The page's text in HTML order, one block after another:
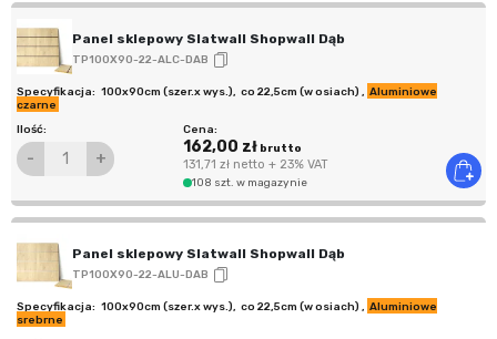
Panel sklepowy Slatwall Shopwall Dąb
TP100X90-22-ALC-DAB
100x90cm (szer.x wys.), co 22,5cm (w osiach) , Aluminiowe
czarne
- +
162,00 złbrutto
131,71 złnetto + 23% VAT
108 szt. w magazynie
Panel sklepowy Slatwall Shopwall Dąb
TP100X90-22-ALU-DAB
100x90cm (szer.x wys.), co 22,5cm (w osiach) , Aluminiowe
srebrne